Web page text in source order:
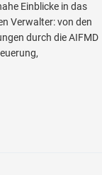
Einblicke in das
Verwalter: von den
durch die AIFMD